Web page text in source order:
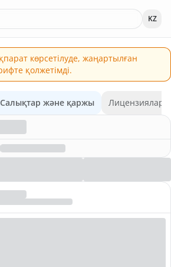
KZ
көрсетілуде, жаңартылған
қолжетімді.
Салықтар және қаржы Лицензиялар